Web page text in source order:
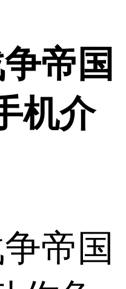
帝国
机介
帝国